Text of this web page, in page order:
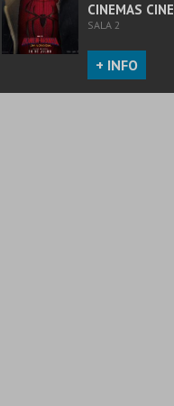
CINEMAS
SALA 2
+ INFO